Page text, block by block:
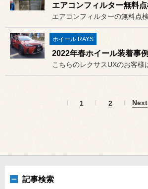
ホイール RAYS
1 2 Next
記事検索